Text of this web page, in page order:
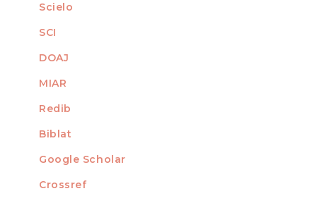
Scielo
SCI
DOAJ
MIAR
Redib
Biblat
Google Scholar
MIEMBRO DE
Crossref